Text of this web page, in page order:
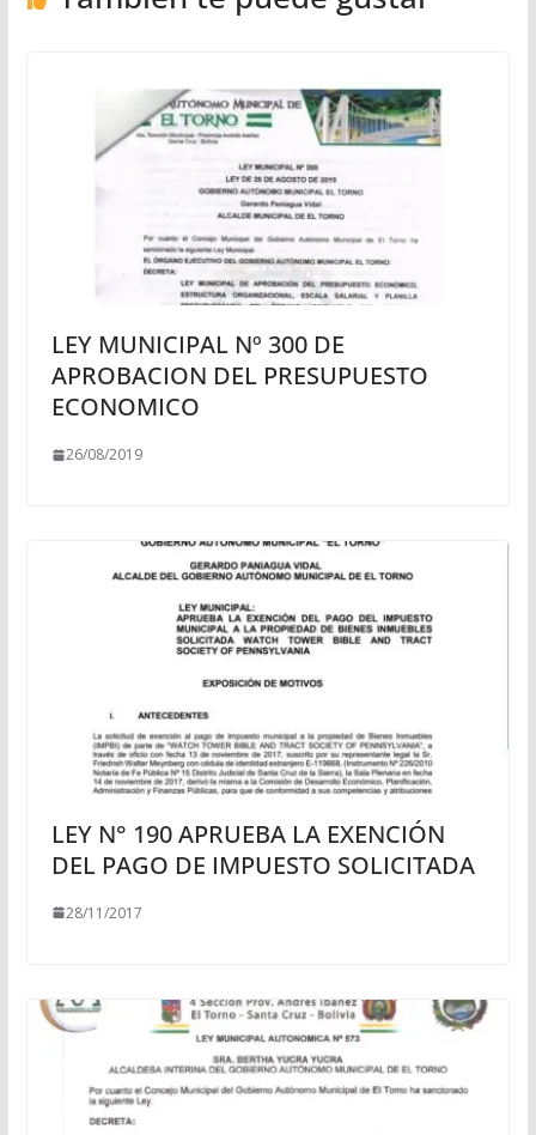
LEY MUNICIPAL Nº 300 DE
APROBACION DEL PRESUPUESTO
ECONOMICO
26/08/2019
LEY N° 190 APRUEBA LA EXENCIÓN
DEL PAGO DE IMPUESTO SOLICITADA
28/11/2017